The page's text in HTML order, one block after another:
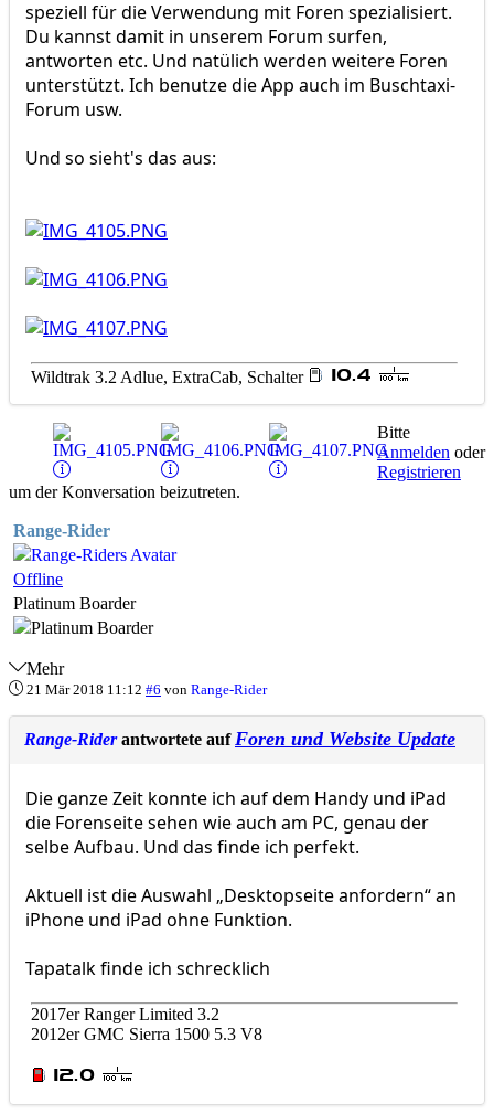
speziell für die Verwendung mit Foren spezialisiert.
Du kannst damit in unserem Forum surfen,
antworten etc. Und natülich werden weitere Foren
unterstützt. Ich benutze die App auch im Buschtaxi-
Forum usw.
Und so sieht's das aus:
Wildtrak 3.2 Adlue, ExtraCab, Schalter
Bitte
Anmelden oder
Registrieren
um der Konversation beizutreten.
Range-Rider
Offline
Platinum Boarder
Mehr
21 Mär 2018 11:12 #6 von Range-Rider
Range-Riderantwortete aufForen und Website Update
Die ganze Zeit konnte ich auf dem Handy und iPad
die Forenseite sehen wie auch am PC, genau der
selbe Aufbau. Und das finde ich perfekt.
Aktuell ist die Auswahl „Desktopseite anfordern“ an
iPhone und iPad ohne Funktion.
Tapatalk finde ich schrecklich
2017er Ranger Limited 3.2
2012er GMC Sierra 1500 5.3 V8